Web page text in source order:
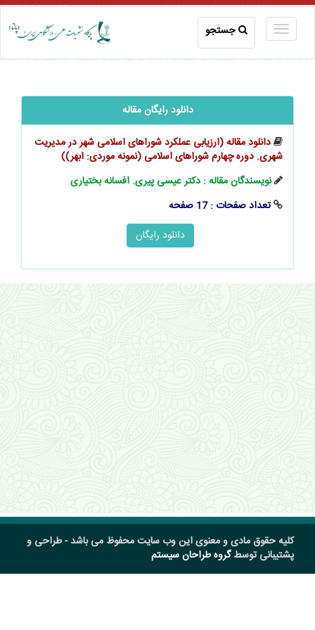
جستجو
دانلود رایگان مقاله
دانلود مقاله (ارزیابی عملکرد شوراهای اسلامی شهر در مدیریت
شهری. دوره چهارم شوراهای اسلامی (نمونه موردی: ابهر))
نویسندگان مقاله : دکتر عیسی پیری. افسانه بختیاری
تعداد صفحات : 17 صفحه
کلیه حقوق مادی و معنوی این وب سایت محفوظ می باشد - طراحی و
پشتیبانی توسطگروه طراحان سیستم